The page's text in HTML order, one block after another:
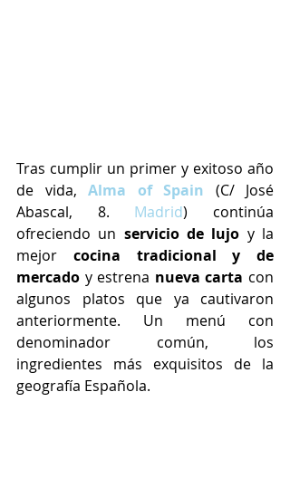
Tras cumplir un primer y exitoso año
de vida, Alma of Spain (C/ José
Abascal, 8. Madrid) continúa
ofreciendo un servicio de lujo y la
mejor cocina tradicional y de
mercado y estrena nueva carta con
algunos platos que ya cautivaron
anteriormente. Un menú con
denominador común, los
ingredientes más exquisitos de la
geografía Española.